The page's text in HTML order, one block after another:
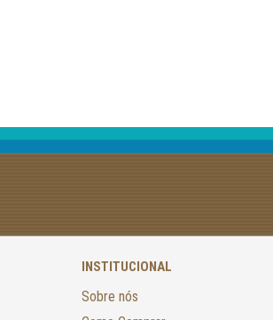
INSTITUCIONAL
Sobre nós